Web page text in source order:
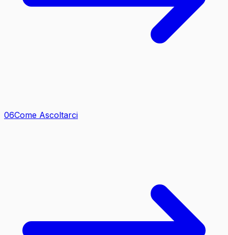
06Come Ascoltarci